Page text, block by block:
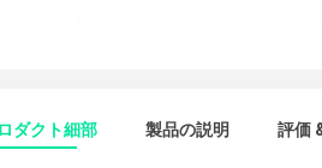
ダクト細部 製品の説明 評価